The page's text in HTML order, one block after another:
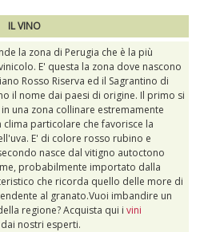
IL VINO
la zona di Perugia che è la più
E' questa la zona dove nascono
Rosso Riserva ed il Sagrantino di
il nome dai paesi di origine. Il primo si
una zona collinare estremamente
particolare che favorisce la
E' di colore rosso rubino e
nasce dal vitigno autoctono
probabilmente importato dalla
che ricorda quello delle more di
al granato.Vuoi imbandire un
regione? Acquista qui ivini
nostri esperti.